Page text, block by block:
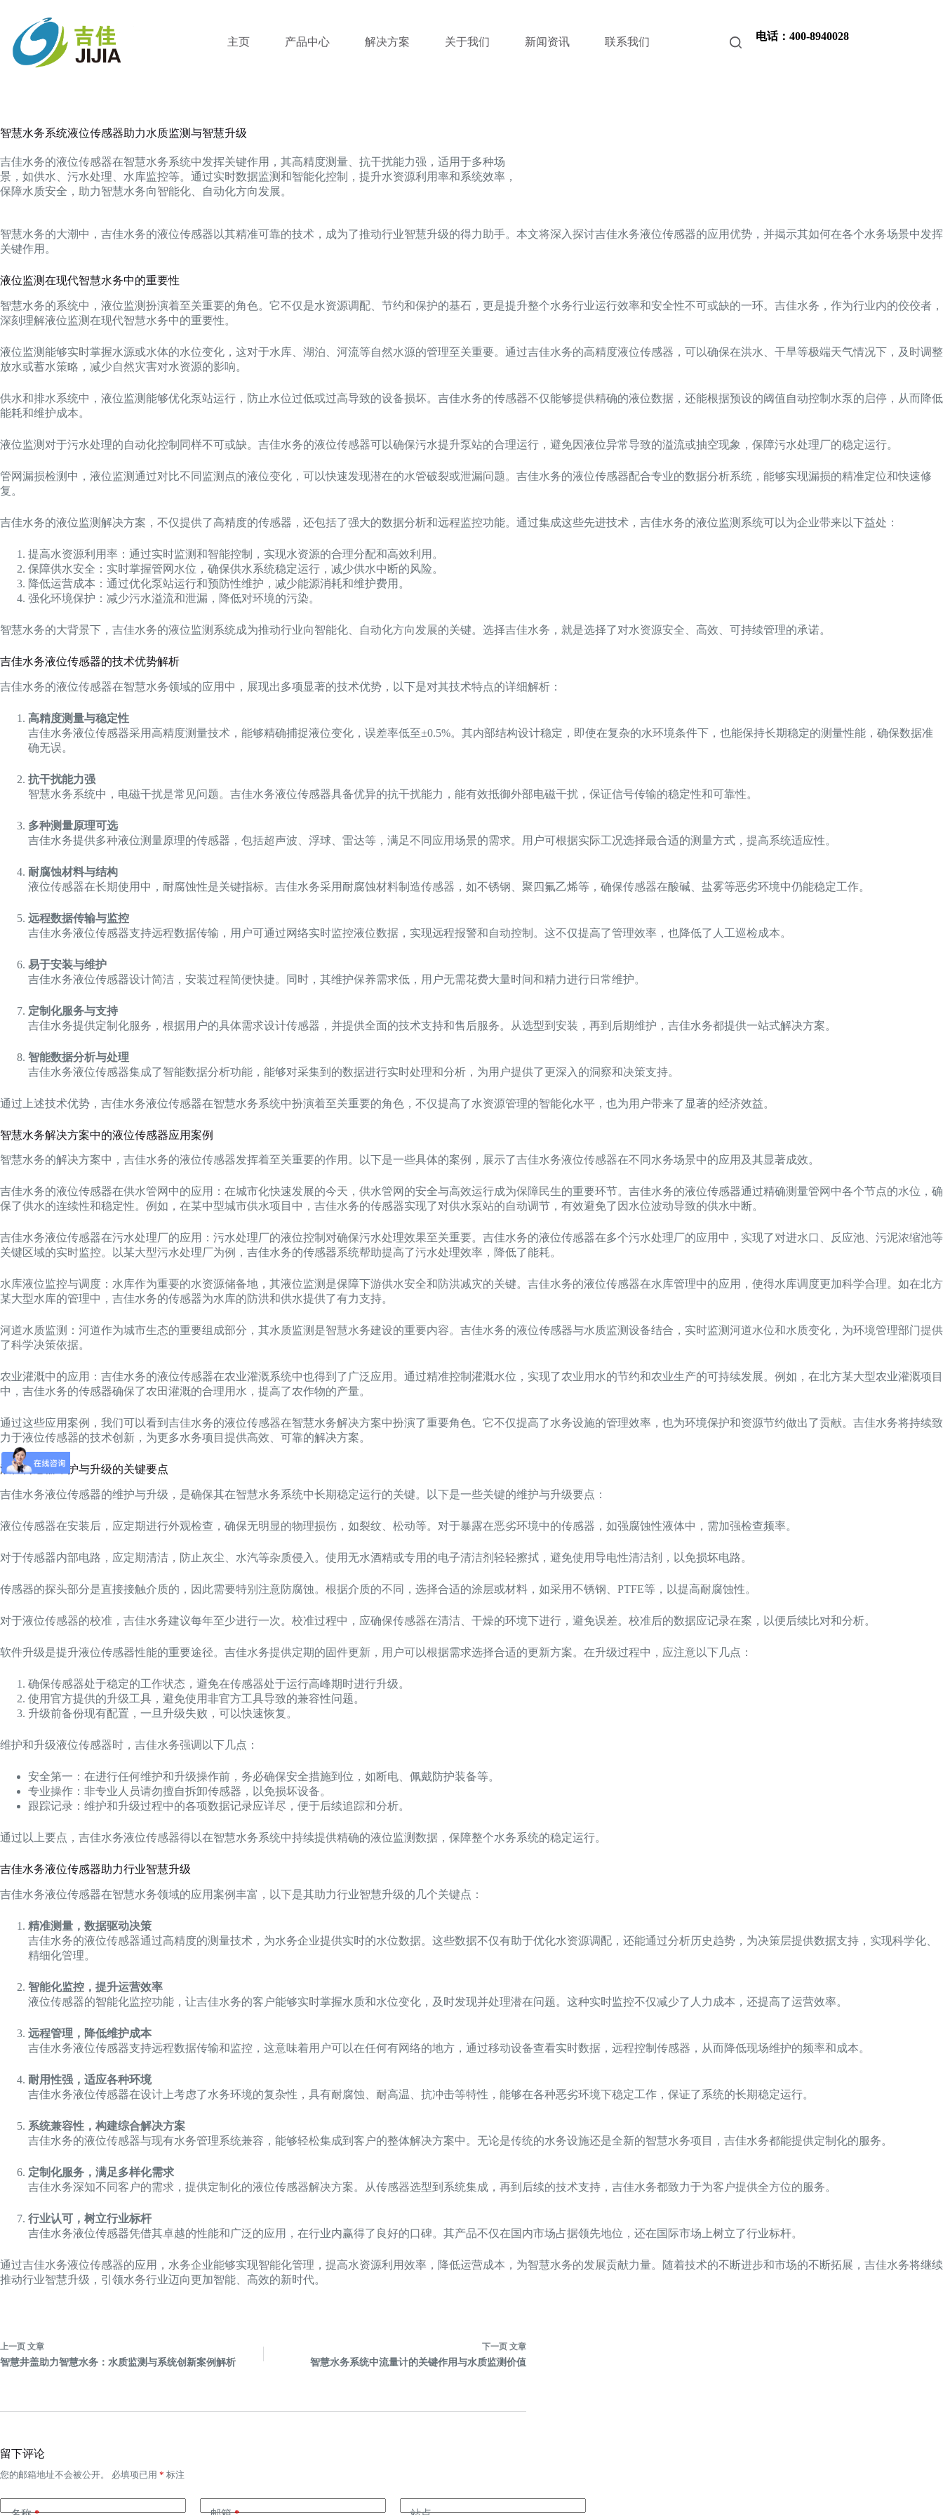
主页 产品中心 解决方案 关于我们 新闻资讯 联系我们 电话：400-8940028
智慧水务系统液位传感器助力水质监测与智慧升级
吉佳水务的液位传感器在智慧水务系统中发挥关键作用，其高精度测量、抗干扰能力强，适用于多种场
景，如供水、污水处理、水库监控等。通过实时数据监测和智能化控制，提升水资源利用率和系统效率，
保障水质安全，助力智慧水务向智能化、自动化方向发展。
智慧水务的大潮中，吉佳水务的液位传感器以其精准可靠的技术，成为了推动行业智慧升级的得力助手。本文将深入探讨吉佳水务液位传感器的应用优势，并揭示其如何在各个水务场景中发挥
关键作用。
液位监测在现代智慧水务中的重要性
智慧水务的系统中，液位监测扮演着至关重要的角色。它不仅是水资源调配、节约和保护的基石，更是提升整个水务行业运行效率和安全性不可或缺的一环。吉佳水务，作为行业内的佼佼者，
深刻理解液位监测在现代智慧水务中的重要性。
液位监测能够实时掌握水源或水体的水位变化，这对于水库、湖泊、河流等自然水源的管理至关重要。通过吉佳水务的高精度液位传感器，可以确保在洪水、干旱等极端天气情况下，及时调整
放水或蓄水策略，减少自然灾害对水资源的影响。
供水和排水系统中，液位监测能够优化泵站运行，防止水位过低或过高导致的设备损坏。吉佳水务的传感器不仅能够提供精确的液位数据，还能根据预设的阈值自动控制水泵的启停，从而降低
能耗和维护成本。
液位监测对于污水处理的自动化控制同样不可或缺。吉佳水务的液位传感器可以确保污水提升泵站的合理运行，避免因液位异常导致的溢流或抽空现象，保障污水处理厂的稳定运行。
管网漏损检测中，液位监测通过对比不同监测点的液位变化，可以快速发现潜在的水管破裂或泄漏问题。吉佳水务的液位传感器配合专业的数据分析系统，能够实现漏损的精准定位和快速修
复。
吉佳水务的液位监测解决方案，不仅提供了高精度的传感器，还包括了强大的数据分析和远程监控功能。通过集成这些先进技术，吉佳水务的液位监测系统可以为企业带来以下益处：
提高水资源利用率：通过实时监测和智能控制，实现水资源的合理分配和高效利用。
保障供水安全：实时掌握管网水位，确保供水系统稳定运行，减少供水中断的风险。
降低运营成本：通过优化泵站运行和预防性维护，减少能源消耗和维护费用。
强化环境保护：减少污水溢流和泄漏，降低对环境的污染。
智慧水务的大背景下，吉佳水务的液位监测系统成为推动行业向智能化、自动化方向发展的关键。选择吉佳水务，就是选择了对水资源安全、高效、可持续管理的承诺。
吉佳水务液位传感器的技术优势解析
吉佳水务的液位传感器在智慧水务领域的应用中，展现出多项显著的技术优势，以下是对其技术特点的详细解析：
高精度测量与稳定性
吉佳水务液位传感器采用高精度测量技术，能够精确捕捉液位变化，误差率低至±0.5%。其内部结构设计稳定，即使在复杂的水环境条件下，也能保持长期稳定的测量性能，确保数据准
确无误。
抗干扰能力强
智慧水务系统中，电磁干扰是常见问题。吉佳水务液位传感器具备优异的抗干扰能力，能有效抵御外部电磁干扰，保证信号传输的稳定性和可靠性。
多种测量原理可选
吉佳水务提供多种液位测量原理的传感器，包括超声波、浮球、雷达等，满足不同应用场景的需求。用户可根据实际工况选择最合适的测量方式，提高系统适应性。
耐腐蚀材料与结构
液位传感器在长期使用中，耐腐蚀性是关键指标。吉佳水务采用耐腐蚀材料制造传感器，如不锈钢、聚四氟乙烯等，确保传感器在酸碱、盐雾等恶劣环境中仍能稳定工作。
远程数据传输与监控
吉佳水务液位传感器支持远程数据传输，用户可通过网络实时监控液位数据，实现远程报警和自动控制。这不仅提高了管理效率，也降低了人工巡检成本。
易于安装与维护
吉佳水务液位传感器设计简洁，安装过程简便快捷。同时，其维护保养需求低，用户无需花费大量时间和精力进行日常维护。
定制化服务与支持
吉佳水务提供定制化服务，根据用户的具体需求设计传感器，并提供全面的技术支持和售后服务。从选型到安装，再到后期维护，吉佳水务都提供一站式解决方案。
智能数据分析与处理
吉佳水务液位传感器集成了智能数据分析功能，能够对采集到的数据进行实时处理和分析，为用户提供了更深入的洞察和决策支持。
通过上述技术优势，吉佳水务液位传感器在智慧水务系统中扮演着至关重要的角色，不仅提高了水资源管理的智能化水平，也为用户带来了显著的经济效益。
智慧水务解决方案中的液位传感器应用案例
智慧水务的解决方案中，吉佳水务的液位传感器发挥着至关重要的作用。以下是一些具体的案例，展示了吉佳水务液位传感器在不同水务场景中的应用及其显著成效。
吉佳水务的液位传感器在供水管网中的应用：在城市化快速发展的今天，供水管网的安全与高效运行成为保障民生的重要环节。吉佳水务的液位传感器通过精确测量管网中各个节点的水位，确
保了供水的连续性和稳定性。例如，在某中型城市供水项目中，吉佳水务的传感器实现了对供水泵站的自动调节，有效避免了因水位波动导致的供水中断。
吉佳水务液位传感器在污水处理厂的应用：污水处理厂的液位控制对确保污水处理效果至关重要。吉佳水务的液位传感器在多个污水处理厂的应用中，实现了对进水口、反应池、污泥浓缩池等
关键区域的实时监控。以某大型污水处理厂为例，吉佳水务的传感器系统帮助提高了污水处理效率，降低了能耗。
水库液位监控与调度：水库作为重要的水资源储备地，其液位监测是保障下游供水安全和防洪减灾的关键。吉佳水务的液位传感器在水库管理中的应用，使得水库调度更加科学合理。如在北方
某大型水库的管理中，吉佳水务的传感器为水库的防洪和供水提供了有力支持。
河道水质监测：河道作为城市生态的重要组成部分，其水质监测是智慧水务建设的重要内容。吉佳水务的液位传感器与水质监测设备结合，实时监测河道水位和水质变化，为环境管理部门提供
了科学决策依据。
农业灌溉中的应用：吉佳水务的液位传感器在农业灌溉系统中也得到了广泛应用。通过精准控制灌溉水位，实现了农业用水的节约和农业生产的可持续发展。例如，在北方某大型农业灌溉项目
中，吉佳水务的传感器确保了农田灌溉的合理用水，提高了农作物的产量。
通过这些应用案例，我们可以看到吉佳水务的液位传感器在智慧水务解决方案中扮演了重要角色。它不仅提高了水务设施的管理效率，也为环境保护和资源节约做出了贡献。吉佳水务将持续致
力于液位传感器的技术创新，为更多水务项目提供高效、可靠的解决方案。
液位传感器维护与升级的关键要点
吉佳水务液位传感器的维护与升级，是确保其在智慧水务系统中长期稳定运行的关键。以下是一些关键的维护与升级要点：
液位传感器在安装后，应定期进行外观检查，确保无明显的物理损伤，如裂纹、松动等。对于暴露在恶劣环境中的传感器，如强腐蚀性液体中，需加强检查频率。
对于传感器内部电路，应定期清洁，防止灰尘、水汽等杂质侵入。使用无水酒精或专用的电子清洁剂轻轻擦拭，避免使用导电性清洁剂，以免损坏电路。
传感器的探头部分是直接接触介质的，因此需要特别注意防腐蚀。根据介质的不同，选择合适的涂层或材料，如采用不锈钢、PTFE等，以提高耐腐蚀性。
对于液位传感器的校准，吉佳水务建议每年至少进行一次。校准过程中，应确保传感器在清洁、干燥的环境下进行，避免误差。校准后的数据应记录在案，以便后续比对和分析。
软件升级是提升液位传感器性能的重要途径。吉佳水务提供定期的固件更新，用户可以根据需求选择合适的更新方案。在升级过程中，应注意以下几点：
确保传感器处于稳定的工作状态，避免在传感器处于运行高峰期时进行升级。
使用官方提供的升级工具，避免使用非官方工具导致的兼容性问题。
升级前备份现有配置，一旦升级失败，可以快速恢复。
维护和升级液位传感器时，吉佳水务强调以下几点：
安全第一：在进行任何维护和升级操作前，务必确保安全措施到位，如断电、佩戴防护装备等。
专业操作：非专业人员请勿擅自拆卸传感器，以免损坏设备。
跟踪记录：维护和升级过程中的各项数据记录应详尽，便于后续追踪和分析。
通过以上要点，吉佳水务液位传感器得以在智慧水务系统中持续提供精确的液位监测数据，保障整个水务系统的稳定运行。
吉佳水务液位传感器助力行业智慧升级
吉佳水务液位传感器在智慧水务领域的应用案例丰富，以下是其助力行业智慧升级的几个关键点：
精准测量，数据驱动决策
吉佳水务的液位传感器通过高精度的测量技术，为水务企业提供实时的水位数据。这些数据不仅有助于优化水资源调配，还能通过分析历史趋势，为决策层提供数据支持，实现科学化、
精细化管理。
智能化监控，提升运营效率
液位传感器的智能化监控功能，让吉佳水务的客户能够实时掌握水质和水位变化，及时发现并处理潜在问题。这种实时监控不仅减少了人力成本，还提高了运营效率。
远程管理，降低维护成本
吉佳水务液位传感器支持远程数据传输和监控，这意味着用户可以在任何有网络的地方，通过移动设备查看实时数据，远程控制传感器，从而降低现场维护的频率和成本。
耐用性强，适应各种环境
吉佳水务液位传感器在设计上考虑了水务环境的复杂性，具有耐腐蚀、耐高温、抗冲击等特性，能够在各种恶劣环境下稳定工作，保证了系统的长期稳定运行。
系统兼容性，构建综合解决方案
吉佳水务的液位传感器与现有水务管理系统兼容，能够轻松集成到客户的整体解决方案中。无论是传统的水务设施还是全新的智慧水务项目，吉佳水务都能提供定制化的服务。
定制化服务，满足多样化需求
吉佳水务深知不同客户的需求，提供定制化的液位传感器解决方案。从传感器选型到系统集成，再到后续的技术支持，吉佳水务都致力于为客户提供全方位的服务。
行业认可，树立行业标杆
吉佳水务液位传感器凭借其卓越的性能和广泛的应用，在行业内赢得了良好的口碑。其产品不仅在国内市场占据领先地位，还在国际市场上树立了行业标杆。
通过吉佳水务液位传感器的应用，水务企业能够实现智能化管理，提高水资源利用效率，降低运营成本，为智慧水务的发展贡献力量。随着技术的不断进步和市场的不断拓展，吉佳水务将继续
推动行业智慧升级，引领水务行业迈向更加智能、高效的新时代。
上一页 文章
智慧井盖助力智慧水务：水质监测与系统创新案例解析
下一页 文章
智慧水务系统中流量计的关键作用与水质监测价值
留下评论
您的邮箱地址不会被公开。 必填项已用 * 标注